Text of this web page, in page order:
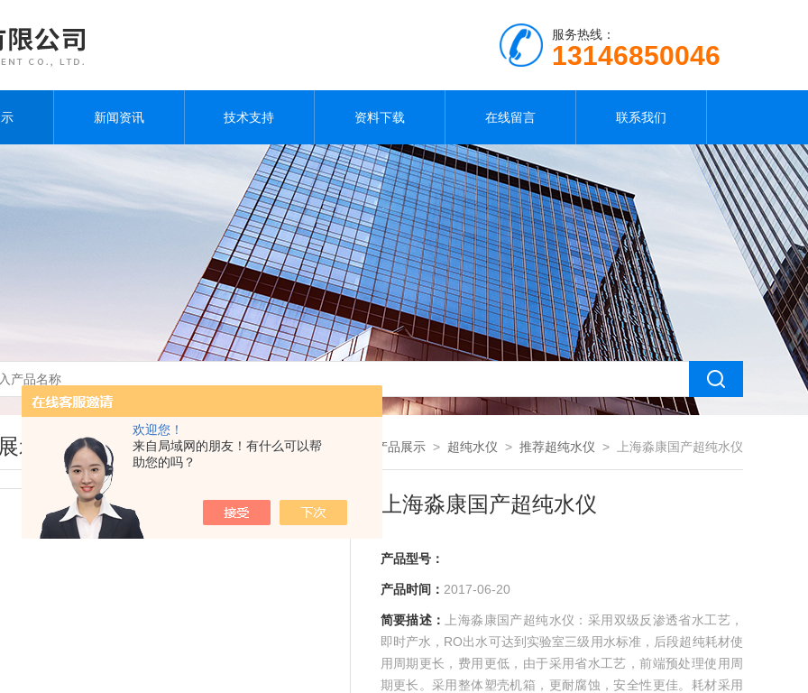
欢迎您！
来自局域网的朋友！有什么可以帮
助您的吗？
服务热线：
13146850046
新闻资讯 技术支持 资料下载 在线留言 联系我们
示 您现在的位置： 产品展示 > 超纯水仪 > 推荐超纯水仪 > 上海淼康国产超纯水仪
上海淼康国产超纯水仪
产品型号：
产品时间： 2017-06-20
简要描述：
上海淼康国产超纯水仪：采用双级反渗透省水工艺，
即时产水，RO出水可达到实验室三级用水标准，后段超纯耗材使
用周期更长，费用更低，由于采用省水工艺，前端预处理使用周
期更长。采用整体塑壳机箱，更耐腐蚀，安全性更佳。耗材采用